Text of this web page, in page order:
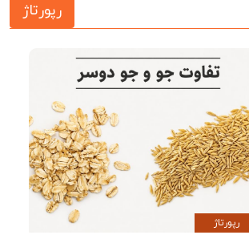
رپورتاژ
رپورتاژ